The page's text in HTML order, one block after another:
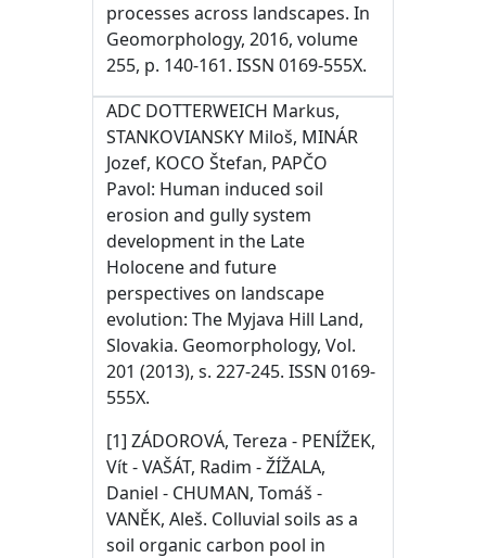
processes across landscapes. In
Geomorphology, 2016, volume
255, p. 140-161. ISSN 0169-555X.
ADC DOTTERWEICH Markus,
STANKOVIANSKY Miloš, MINÁR
Jozef, KOCO Štefan, PAPČO
Pavol: Human induced soil
erosion and gully system
development in the Late
Holocene and future
perspectives on landscape
evolution: The Myjava Hill Land,
Slovakia. Geomorphology, Vol.
201 (2013), s. 227-245. ISSN 0169-
555X.
[1] ZÁDOROVÁ, Tereza - PENÍŽEK,
Vít - VAŠÁT, Radim - ŽÍŽALA,
Daniel - CHUMAN, Tomáš -
VANĚK, Aleš. Colluvial soils as a
soil organic carbon pool in